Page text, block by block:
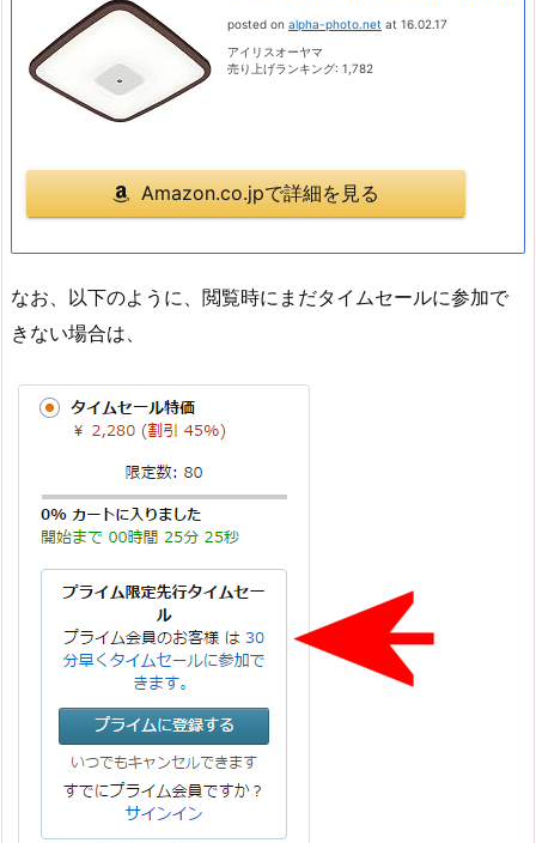
posted on alpha-photo.net at 16.02.17
アイリスオーヤマ
売り上げランキング: 1,782
Amazon.co.jpで詳細を見る
なお、以下のように、閲覧時にまだタイムセールに参加で
きない場合は、